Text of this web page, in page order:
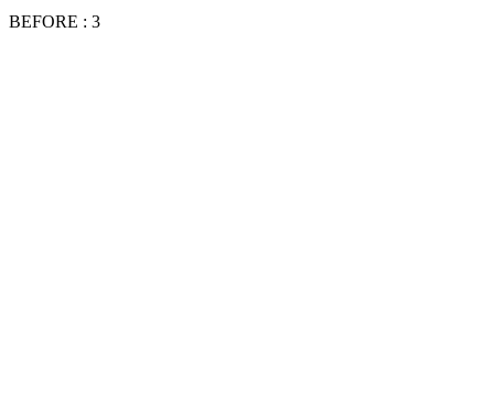
BEFORE : 3